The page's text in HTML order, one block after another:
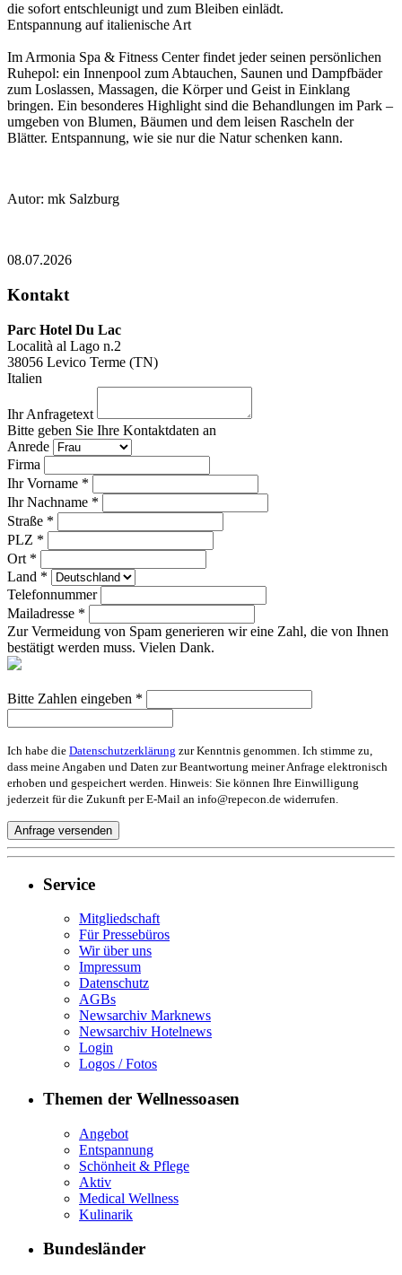
die sofort entschleunigt und zum Bleiben einlädt.
Entspannung auf italienische Art
Im Armonia Spa & Fitness Center findet jeder seinen persönlichen
Ruhepol: ein Innenpool zum Abtauchen, Saunen und Dampfbäder
zum Loslassen, Massagen, die Körper und Geist in Einklang
bringen. Ein besonderes Highlight sind die Behandlungen im Park –
umgeben von Blumen, Bäumen und dem leisen Rascheln der
Blätter. Entspannung, wie sie nur die Natur schenken kann.
Autor: mk Salzburg
08.07.2026
Kontakt
Parc Hotel Du Lac
Località al Lago n.2
38056 Levico Terme (TN)
Italien
Ihr Anfragetext
Bitte geben Sie Ihre Kontaktdaten an
Anrede
Firma
Ihr Vorname *
Ihr Nachname *
Straße *
PLZ *
Ort *
Land *
Telefonnummer
Mailadresse *
Zur Vermeidung von Spam generieren wir eine Zahl, die von Ihnen
bestätigt werden muss. Vielen Dank.
Bitte Zahlen eingeben *
Ich habe die Datenschutzerklärung zur Kenntnis genommen. Ich stimme zu,
dass meine Angaben und Daten zur Beantwortung meiner Anfrage elektronisch
erhoben und gespeichert werden. Hinweis: Sie können Ihre Einwilligung
jederzeit für die Zukunft per E-Mail an info@repecon.de widerrufen.
Service
Mitgliedschaft
Für Pressebüros
Wir über uns
Impressum
Datenschutz
AGBs
Newsarchiv Marknews
Newsarchiv Hotelnews
Login
Logos / Fotos
Themen der Wellnessoasen
Angebot
Entspannung
Schönheit & Pflege
Aktiv
Medical Wellness
Kulinarik
Bundesländer